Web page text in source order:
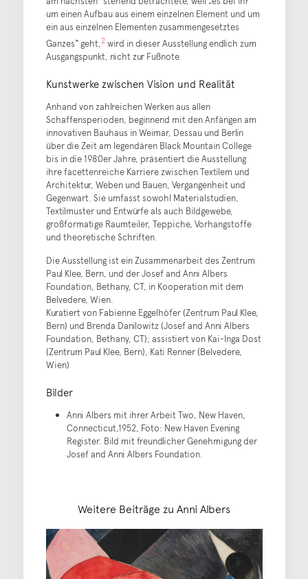
um einen Aufbau aus einem einzelnen Element und um
ein aus einzelnen Elementen zusammengesetztes
Ganzes“ geht,2wird in dieser Ausstellung endlich zum
Ausgangspunkt, nicht zur Fußnote.
Kunstwerke zwischen Vision und Realität
Anhand von zahlreichen Werken aus allen
Schaffensperioden, beginnend mit den Anfängen am
innovativen Bauhaus in Weimar, Dessau und Berlin
über die Zeit am legendären Black Mountain College
bis in die 1980er Jahre, präsentiert die Ausstellung
ihre facettenreiche Karriere zwischen Textilem und
Architektur, Weben und Bauen, Vergangenheit und
Gegenwart. Sie umfasst sowohl Materialstudien,
Textilmuster und Entwürfe als auch Bildgewebe,
großformatige Raumteiler, Teppiche, Vorhangstoffe
und theoretische Schriften.
Die Ausstellung ist ein Zusammenarbeit des Zentrum
Paul Klee, Bern, und der Josef and Anni Albers
Foundation, Bethany, CT, in Kooperation mit dem
Belvedere, Wien.
Kuratiert von Fabienne Eggelhöfer (Zentrum Paul Klee,
Bern) und Brenda Danilowitz (Josef and Anni Albers
Foundation, Bethany, CT); assistiert von Kai-Inga Dost
(Zentrum Paul Klee, Bern), Kati Renner (Belvedere,
Wien)
Bilder
Anni Albers mit ihrer Arbeit Two, New Haven,
Connecticut,1952, Foto: New Haven Evening
Register. Bild mit freundlicher Genehmigung der
Josef and Anni Albers Foundation.
Weitere Beiträge zu Anni Albers